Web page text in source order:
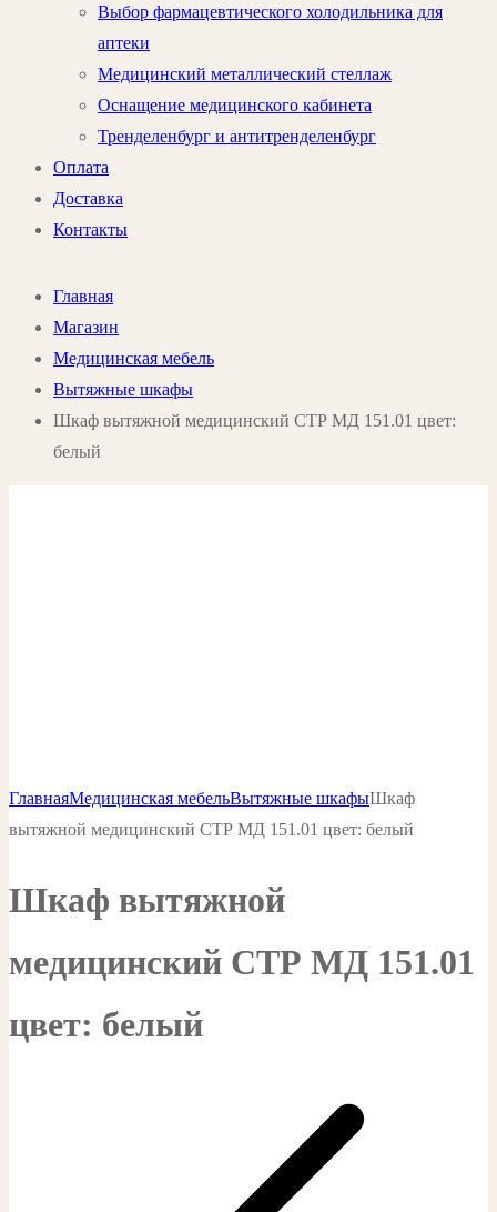
Выбор фармацевтического холодильника для
аптеки
Медицинский металлический стеллаж
Оснащение медицинского кабинета
Тренделенбург и антитренделенбург
Оплата
Доставка
Контакты
Главная
Магазин
Медицинская мебель
Вытяжные шкафы
Шкаф вытяжной медицинский СТР МД 151.01 цвет:
белый
ГлавнаяМедицинская мебельВытяжные шкафыШкаф
вытяжной медицинский СТР МД 151.01 цвет: белый
Шкаф вытяжной
медицинский СТР МД 151.01
цвет: белый